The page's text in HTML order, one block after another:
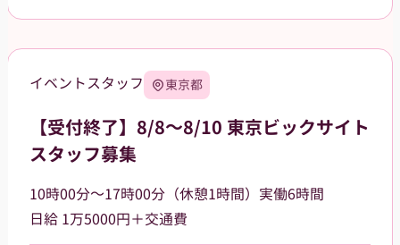
イベントスタッフ 東京都
【受付終了】8/8～8/10 東京ビックサイト
スタッフ募集
10時00分～17時00分（休憩1時間）実働6時間
日給 1万5000円＋交通費